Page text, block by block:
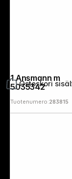
Ostoskori
1 Ansmann maxE NiMH
5035342
Tuotenumero:283815